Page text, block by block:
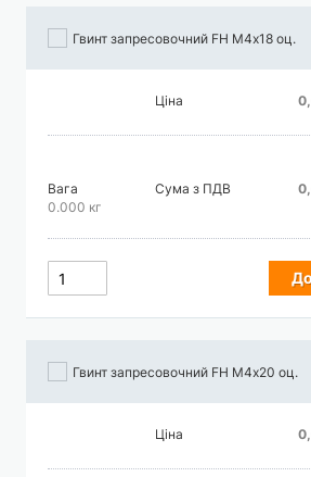
Гвинт запресовочний FH М4х18 оц.
Ціна
Вага
0.000 кг
Сума з ПДВ
Гвинт запресовочний FH М4х20 оц.
Ціна